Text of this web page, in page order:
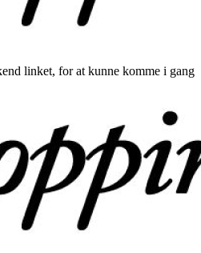
linket, for at kunne komme i gang